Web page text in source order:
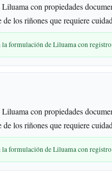
con propiedades
los riñones que requiere
la formulación de Liluama con
con propiedades
los riñones que requiere
la formulación de Liluama con